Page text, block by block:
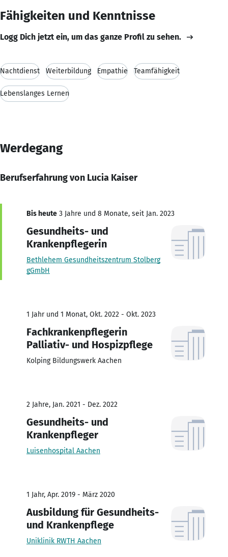
Fähigkeiten und Kenntnisse
Logg Dich jetzt ein, um das ganze Profil zu sehen.
Nachtdienst Weiterbildung Empathie Teamfähigkeit
Lebenslanges Lernen
Werdegang
Berufserfahrung von Lucia Kaiser
Bis heute 3 Jahre und 8 Monate, seit Jan. 2023
Gesundheits- und
Krankenpflegerin
Bethlehem Gesundheitszentrum Stolberg
gGmbH
1 Jahr und 1 Monat, Okt. 2022 - Okt. 2023
Fachkrankenpflegerin
Palliativ- und Hospizpflege
Kolping Bildungswerk Aachen
2 Jahre, Jan. 2021 - Dez. 2022
Gesundheits- und
Krankenpfleger
Luisenhospital Aachen
1 Jahr, Apr. 2019 - März 2020
Ausbildung für Gesundheits-
und Krankenpflege
Uniklinik RWTH Aachen